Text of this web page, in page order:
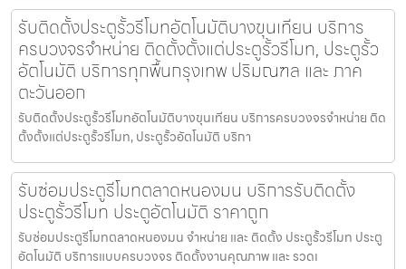
รับติดตั้งประตูรั้วรีโมทอัตโนมัติบางขุนเทียน บริการ
ครบวงจรจำหน่าย ติดตั้งตั้งแต่ประตูรั้วรีโมท, ประตูรั้ว
อัตโนมัติ บริการทุกพื้นกรุงเทพ ปริมณฑล และ ภาค
ตะวันออก
รับติดตั้งประตูรั้วรีโมทอัตโนมัติบางขุนเทียน บริการครบวงจรจำหน่าย ติด
ตั้งตั้งแต่ประตูรั้วรีโมท, ประตูรั้วอัตโนมัติ บริกา
รับซ่อมประตูรีโมทตลาดหนองมน บริการรับติดตั้ง
ประตูรั้วรีโมท ประตูอัตโนมัติ ราคาถูก
รับซ่อมประตูรีโมทตลาดหนองมน จำหน่าย และ ติดตั้ง ประตูรั้วรีโมท ประตู
อัตโนมัติ บริการแบบครบวงจร ติดตั้งงานคุณภาพ และ รวดเ